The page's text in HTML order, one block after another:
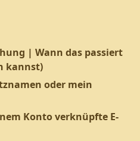
| Wann das passiert
kannst)
oder mein
Konto verknüpfte E-